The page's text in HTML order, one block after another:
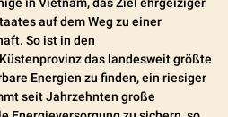
auf dem Weg zu einer
So ist in den
das landesweit größte
Energien zu finden, ein riesiger
seit Jahrzehnten große